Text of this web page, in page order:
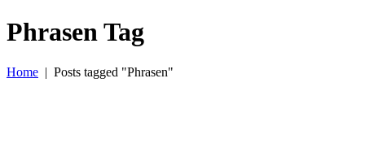
Phrasen Tag
Home | Posts tagged "Phrasen"